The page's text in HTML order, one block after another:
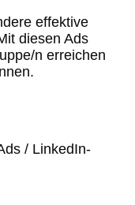
effektive
diesen Ads
n erreichen
/ LinkedIn-